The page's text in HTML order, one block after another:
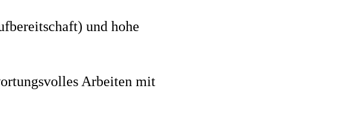
und hohe
Arbeiten mit